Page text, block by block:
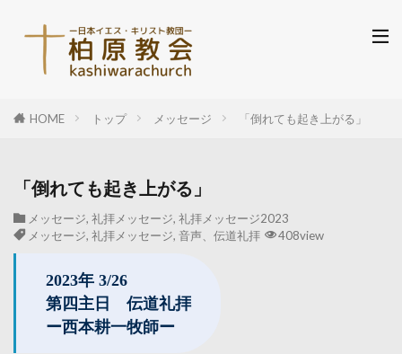
HOME トップ メッセージ 「倒れても起き上がる」
「倒れても起き上がる」
メッセージ, 礼拝メッセージ, 礼拝メッセージ2023
メッセージ, 礼拝メッセージ, 音声、伝道礼拝 408view
2023年 3/26
第四主日 伝道礼拝
ー西本耕一牧師ー